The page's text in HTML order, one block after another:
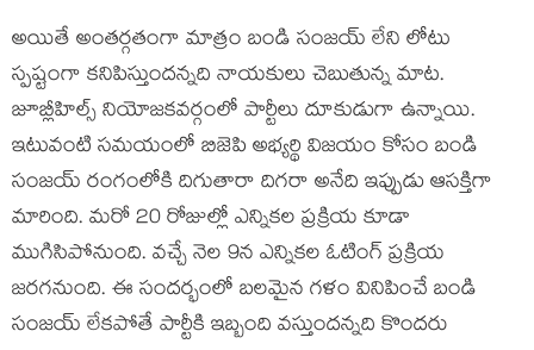
అయితే అంతర్గతంగా మాత్రం బండి సంజయ్ లేని లోటు
స్పష్టంగా కనిపిస్తుందన్నది నాయకులు చెబుతున్న మాట.
జూబ్లీహిల్స్ నియోజకవర్గంలో పార్టీలు దూకుడుగా ఉన్నాయి.
ఇటువంటి సమయంలో బిజెపి అభ్యర్థి విజయం కోసం బండి
సంజయ్ రంగంలోకి దిగుతారా దిగరా అనేది ఇప్పుడు ఆసక్తిగా
మారింది. మరో 20 రోజుల్లో ఎన్నికల ప్రక్రియ కూడా
ముగిసిపోనుంది. వచ్చే నెల 9న ఎన్నికల ఓటింగ్ ప్రక్రియ
జరగనుంది. ఈ సందర్భంలో బలమైన గళం వినిపించే బండి
సంజయ్ లేకపోతే పార్టీకి ఇబ్బంది వస్తుందన్నది కొందరు